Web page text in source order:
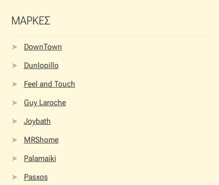
ΜΑΡΚΕΣ
DownTown
Dunlopillo
Feel and Touch
Guy Laroche
Joybath
MRShome
Palamaiki
Pasxos